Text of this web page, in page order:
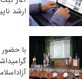
ارشد
با حضور